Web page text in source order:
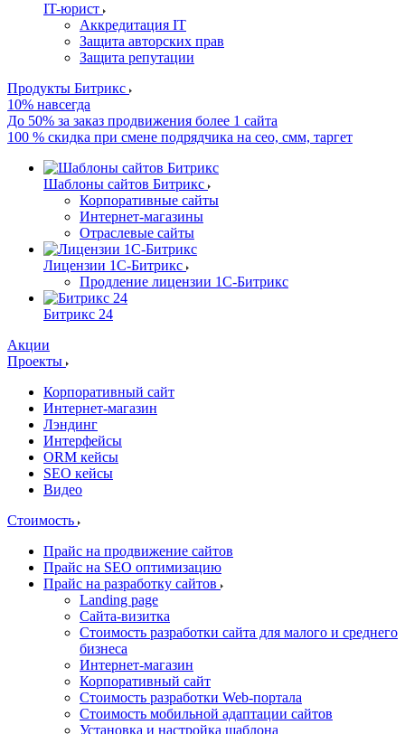
IT-юрист
Аккредитация IT
Защита авторских прав
Защита репутации
Продукты Битрикс
10% навсегда
До 50% за заказ продвижения более 1 сайта
100 % скидка при смене подрядчика на сео, смм, таргет
Шаблоны сайтов Битрикс
Корпоративные сайты
Интернет-магазины
Отраслевые сайты
Лицензии 1С-Битрикс
Продление лицензии 1С-Битрикс
Битрикс 24
Акции
Проекты
Корпоративный сайт
Интернет-магазин
Лэндинг
Интерфейсы
ORM кейсы
SEO кейсы
Видео
Стоимость
Прайс на продвижение сайтов
Прайс на SEO оптимизацию
Прайс на разработку сайтов
Landing page
Cайта-визитка
Стоимость разработки сайта для малого и среднего
бизнеса
Интернет-магазин
Корпоративный сайт
Стоимость разработки Web-портала
Стоимость мобильной адаптации сайтов
Установка и настройка шаблона